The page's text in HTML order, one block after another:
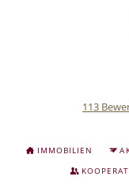
113
NAVIGATION
ÜBERSPRINGEN
IMMOBILIEN